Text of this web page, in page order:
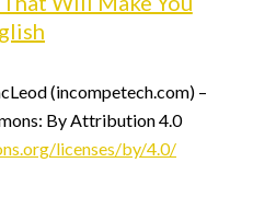
(incompetech.com) –
By Attribution 4.0
licenses/by/4.0/